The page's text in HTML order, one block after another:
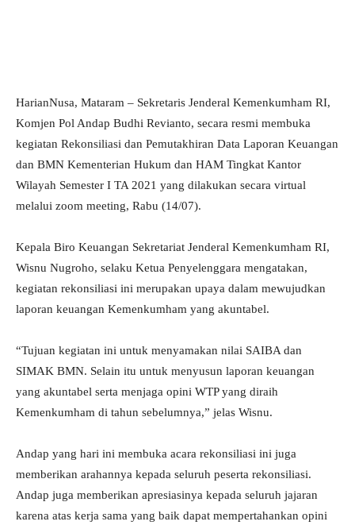
HarianNusa, Mataram – Sekretaris Jenderal Kemenkumham RI,
Komjen Pol Andap Budhi Revianto, secara resmi membuka
kegiatan Rekonsiliasi dan Pemutakhiran Data Laporan Keuangan
dan BMN Kementerian Hukum dan HAM Tingkat Kantor
Wilayah Semester I TA 2021 yang dilakukan secara virtual
melalui zoom meeting, Rabu (14/07).
Kepala Biro Keuangan Sekretariat Jenderal Kemenkumham RI,
Wisnu Nugroho, selaku Ketua Penyelenggara mengatakan,
kegiatan rekonsiliasi ini merupakan upaya dalam mewujudkan
laporan keuangan Kemenkumham yang akuntabel.
“Tujuan kegiatan ini untuk menyamakan nilai SAIBA dan
SIMAK BMN. Selain itu untuk menyusun laporan keuangan
yang akuntabel serta menjaga opini WTP yang diraih
Kemenkumham di tahun sebelumnya,” jelas Wisnu.
Andap yang hari ini membuka acara rekonsiliasi ini juga
memberikan arahannya kepada seluruh peserta rekonsiliasi.
Andap juga memberikan apresiasinya kepada seluruh jajaran
karena atas kerja sama yang baik dapat mempertahankan opini